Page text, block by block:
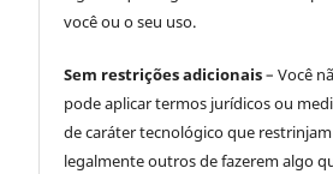
você ou o seu uso.
Sem restrições adicionais– Você
pode aplicar termos jurídicos ou
de caráter tecnológico que restrinjam
legalmente outros de fazerem algo